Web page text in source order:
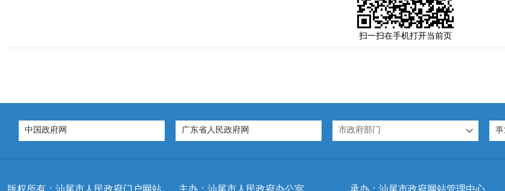
扫一扫在手机打开当前页
中国政府网 广东省人民政府网 市政府部门
版权所有：汕尾市人民政府门户网站 主办：汕尾市人民政府办公室 承办：汕尾市政府网站管理中心